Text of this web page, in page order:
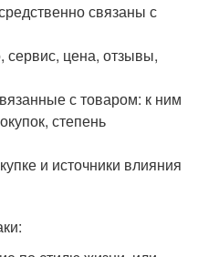
связаны с
сервис, цена, отзывы,
с товаром: к ним
степень
и источники влияния